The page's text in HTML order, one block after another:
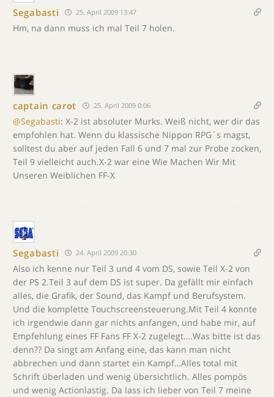
Segabasti 25. April 2009 13:47
Hm, na dann muss ich mal Teil 7 holen.
captain carot 25. April 2009 0:06
@Segabasti: X-2 ist absoluter Murks. Weiß nicht, wer dir das
empfohlen hat. Wenn du klassische Nippon RPG´s magst,
solltest du aber auf jeden Fall 6 und 7 mal zur Probe zocken,
Teil 9 vielleicht auch.X-2 war eine Wie Machen Wir Mit
Unseren Weiblichen FF-X
Segabasti 24. April 2009 20:30
Also ich kenne nur Teil 3 und 4 vom DS, sowie Teil X-2 von
der PS 2.Teil 3 auf dem DS ist super. Da gefällt mir einfach
alles, die Grafik, der Sound, das Kampf und Berufsystem.
Und die komplette Touchscreensteuerung.Mit Teil 4 konnte
ich irgendwie dann gar nichts anfangen, und habe mir, auf
Empfehlung eines FF Fans FF X-2 zugelegt….Was bitte ist das
denn?? Da singt am Anfang eine, das kann man nicht
abbrechen und dann startet ein Kampf…Alles total mit
Schrift überladen und wenig übersichtlich. Alles pompös
und wenig Actionlastig. Da lass ich lieber von Teil 7 meine